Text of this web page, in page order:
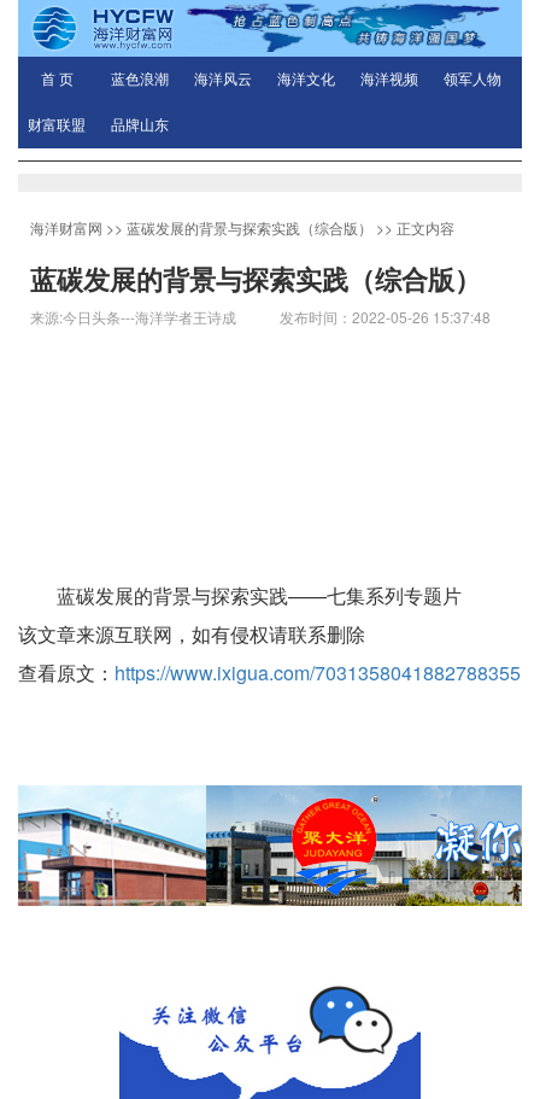
首 页 蓝色浪潮 海洋风云 海洋文化 海洋视频 领军人物
财富联盟 品牌山东
海洋财富网 >> 蓝碳发展的背景与探索实践（综合版） >> 正文内容
蓝碳发展的背景与探索实践（综合版）
来源:今日头条---海洋学者王诗成 发布时间：2022-05-26 15:37:48
蓝碳发展的背景与探索实践——七集系列专题片
该文章来源互联网，如有侵权请联系删除
查看原文： https://www.ixigua.com/7031358041882788355